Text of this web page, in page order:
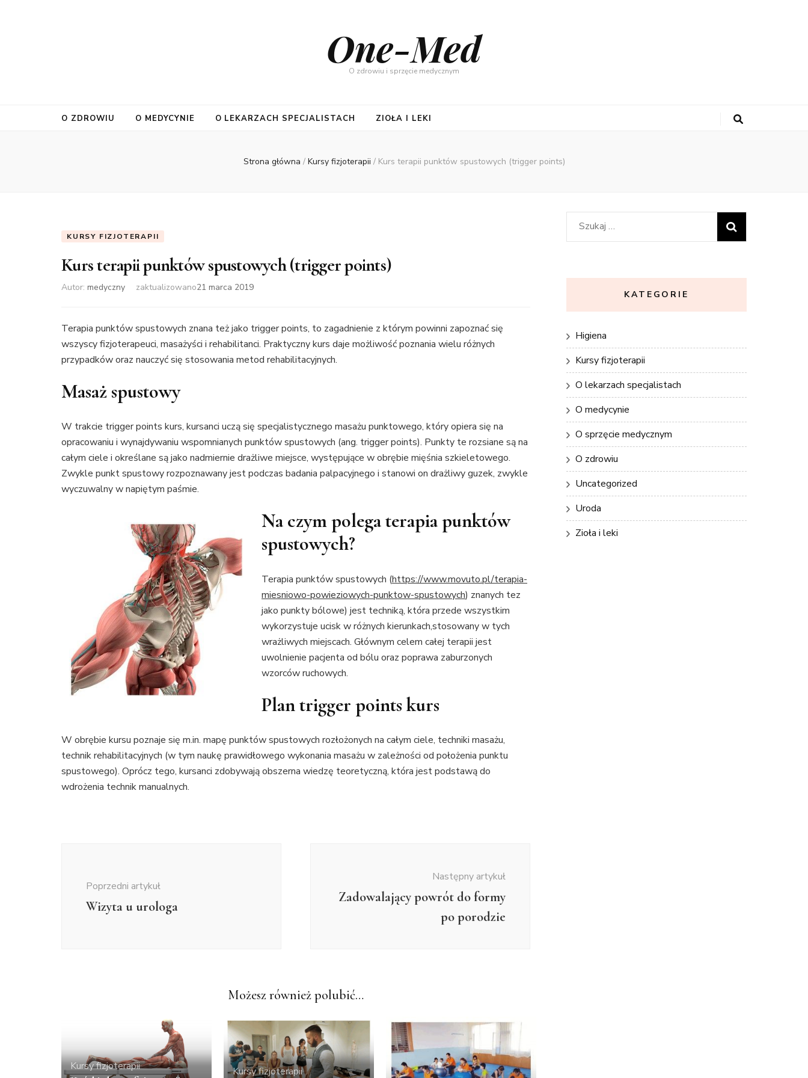
One-Med
O zdrowiu i sprzęcie medycznym
O ZDROWIU O MEDYCYNIE O LEKARZACH SPECJALISTACH ZIOŁA I LEKI
Strona główna / Kursy fizjoterapii / Kurs terapii punktów spustowych (trigger points)
KURSY FIZJOTERAPII
Kurs terapii punktów spustowych (trigger points)
Autor: medyczny zaktualizowano21 marca 2019
Terapia punktów spustowych znana też jako trigger points, to zagadnienie z którym powinni zapoznać się
wszyscy fizjoterapeuci, masażyści i rehabilitanci. Praktyczny kurs daje możliwość poznania wielu różnych
przypadków oraz nauczyć się stosowania metod rehabilitacyjnych.
Masaż spustowy
W trakcie trigger points kurs, kursanci uczą się specjalistycznego masażu punktowego, który opiera się na
opracowaniu i wynajdywaniu wspomnianych punktów spustowych (ang. trigger points). Punkty te rozsiane są na
całym ciele i określane są jako nadmiernie drażliwe miejsce, występujące w obrębie mięśnia szkieletowego.
Zwykle punkt spustowy rozpoznawany jest podczas badania palpacyjnego i stanowi on drażliwy guzek, zwykle
wyczuwalny w napiętym paśmie.
Na czym polega terapia punktów
spustowych?
Terapia punktów spustowych (https://www.movuto.pl/terapia-
miesniowo-powieziowych-punktow-spustowych) znanych tez
jako punkty bólowe) jest techniką, która przede wszystkim
wykorzystuje ucisk w różnych kierunkach,stosowany w tych
wrażliwych miejscach. Głównym celem całej terapii jest
uwolnienie pacjenta od bólu oraz poprawa zaburzonych
wzorców ruchowych.
Plan trigger points kurs
W obrębie kursu poznaje się m.in. mapę punktów spustowych rozłożonych na całym ciele, techniki masażu,
technik rehabilitacyjnych (w tym naukę prawidłowego wykonania masażu w zależności od położenia punktu
spustowego). Oprócz tego, kursanci zdobywają obszerna wiedzę teoretyczną, która jest podstawą do
wdrożenia technik manualnych.
Poprzedni artykuł
Wizyta u urologa
Następny artykuł
Zadowalający powrót do formy
po porodzie
Możesz również polubić…
Kursy fizjoterapii
Kursy fizjoterapii
Szukaj:
KATEGORIE
Higiena
Kursy fizjoterapii
O lekarzach specjalistach
O medycynie
O sprzęcie medycznym
O zdrowiu
Uncategorized
Uroda
Zioła i leki